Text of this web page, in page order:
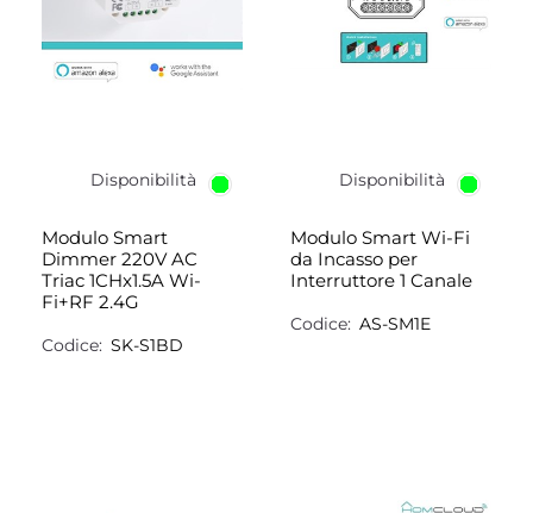
Disponibilità
Modulo Smart
Dimmer 220V AC
Triac 1CHx1.5A Wi-
Fi+RF 2.4G
Codice: SK-S1BD
Disponibilità
Modulo Smart Wi-Fi
da Incasso per
Interruttore 1 Canale
Codice: AS-SM1E